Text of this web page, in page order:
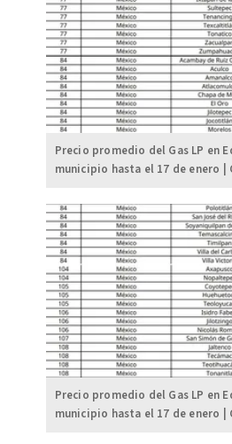
Precio promedio del Gas LP en
municipio hasta el 17 de enero |
Precio promedio del Gas LP en
municipio hasta el 17 de enero |